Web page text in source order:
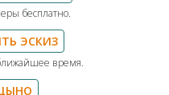
бесплатно.
ЭСКИЗ
время.